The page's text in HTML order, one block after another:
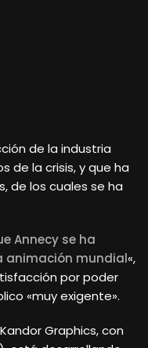
de la industria
de la crisis, y que ha
de los cuales se ha
Annecy se ha
animación mundial«,
por poder
«muy exigente».
Graphics, con